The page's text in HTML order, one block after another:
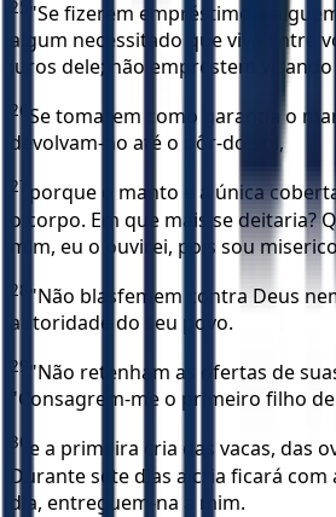
25 "Se fizerem empréstimo a
algum necessitado que viva entre
juros dele; não emprestem
26 Se tomarem como garantia o
devolvam-no até o pôr-do-sol,
27 porque o manto é a única
o corpo. Em que mais se deitaria?
mim, eu o ouvirei, pois sou
28 "Não blasfemem contra Deus
autoridade do seu povo.
29 "Não retenham as ofertas de
"Consagrem-me o primeiro filho
30 e a primeira cria das vacas, das
Durante sete dias a cria ficará com
dia, entreguem-na a mim.